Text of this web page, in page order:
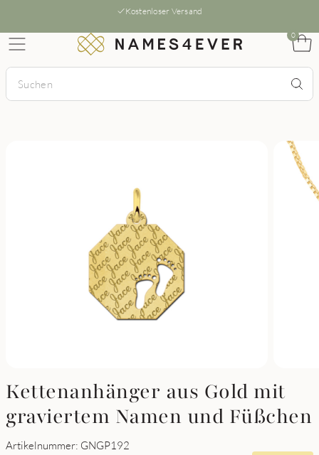
Kostenloser Versand
0
Kettenanhänger aus Gold mit
graviertem Namen und Füßchen
Artikelnummer: GNGP192